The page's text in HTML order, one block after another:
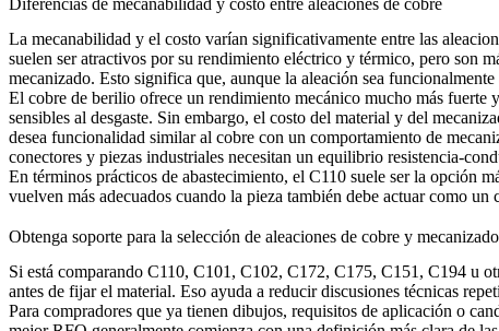
La mecanabilidad y el costo varían significativamente entre las
suelen ser atractivos por su rendimiento eléctrico y térmico, pero son
mecanizado. Esto significa que, aunque la aleación sea
El cobre de berilio ofrece un rendimiento mecánico mucho más fuerte
sensibles al desgaste. Sin embargo, el costo del material y del
desea funcionalidad similar al cobre con un comportamiento de
conectores y piezas industriales necesitan un equilibrio resistencia-
En términos prácticos de abastecimiento, el C110 suele ser la opción
vuelven más adecuados cuando la pieza también debe actuar como un
Obtenga soporte para la selección de aleaciones de cobre y
Si está comparando C110, C101, C102, C172, C175, C151, C194 u
antes de fijar el material. Eso ayuda a reducir discusiones técnicas
Para compradores que ya tienen dibujos, requisitos de aplicación o